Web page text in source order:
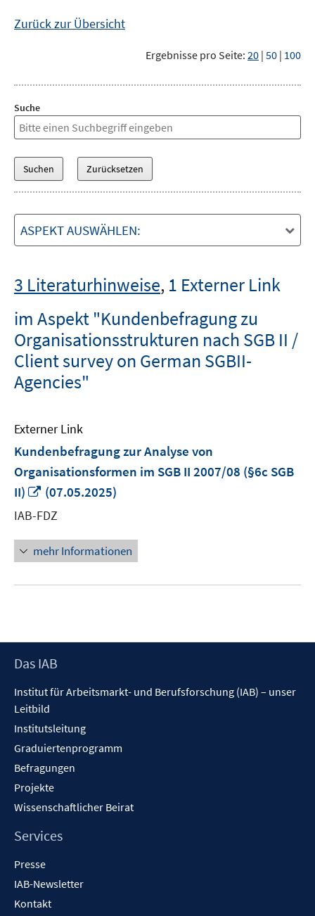
Zurück zur Übersicht
Ergebnisse pro Seite: 20 | 50 | 100
Suche
ASPEKT AUSWÄHLEN:
3 Literaturhinweise, 1 Externer Link
im Aspekt "Kundenbefragung zu
Organisationsstrukturen nach SGB II /
Client survey on German SGBII-
Agencies"
Externer Link
Kundenbefragung zur Analyse von
Organisationsformen im SGB II 2007/08 (§6c SGB
II)
In
Fenster
öffnen
(07.05.2025)
IAB-FDZ
mehr Informationen
Footer
Das IAB
Institut für Arbeitsmarkt- und Berufsforschung (IAB) – unser
Leitbild
Institutsleitung
Graduiertenprogramm
Befragungen
Projekte
Wissenschaftlicher Beirat
Services
Presse
IAB-Newsletter
Kontakt